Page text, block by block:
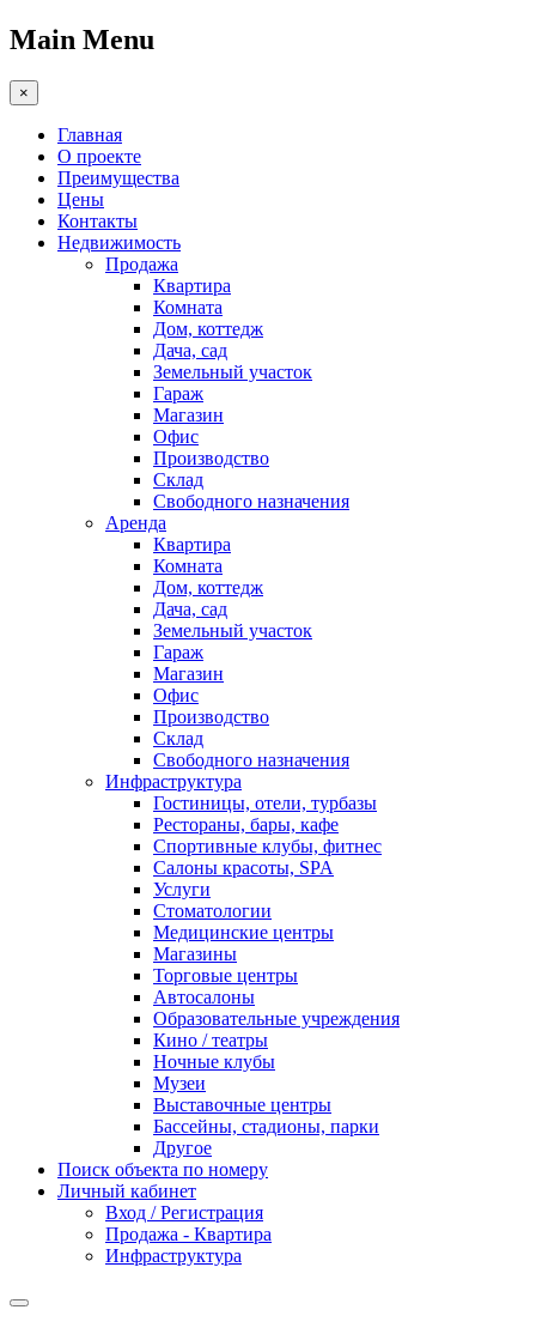
Main Menu
×
Главная
О проекте
Преимущества
Цены
Контакты
Недвижимость
Продажа
Квартира
Комната
Дом, коттедж
Дача, сад
Земельный участок
Гараж
Магазин
Офис
Производство
Склад
Свободного назначения
Аренда
Квартира
Комната
Дом, коттедж
Дача, сад
Земельный участок
Гараж
Магазин
Офис
Производство
Склад
Свободного назначения
Инфраструктура
Гостиницы, отели, турбазы
Рестораны, бары, кафе
Спортивные клубы, фитнес
Салоны красоты, SPA
Услуги
Стоматологии
Медицинские центры
Магазины
Торговые центры
Автосалоны
Образовательные учреждения
Кино / театры
Ночные клубы
Музеи
Выставочные центры
Бассейны, стадионы, парки
Другое
Поиск объекта по номеру
Личный кабинет
Вход / Регистрация
Продажа - Квартира
Инфраструктура